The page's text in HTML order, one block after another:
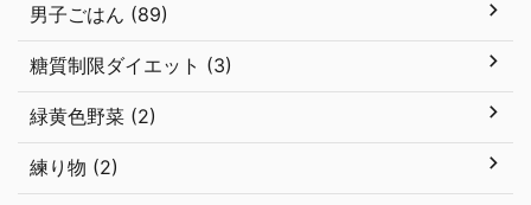
男子ごはん (89)
糖質制限ダイエット (3)
緑黄色野菜 (2)
練り物 (2)